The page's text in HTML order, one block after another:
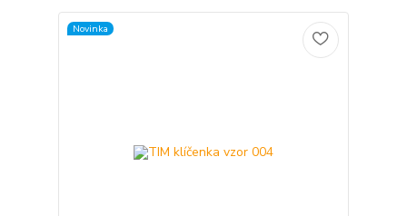
Novinka